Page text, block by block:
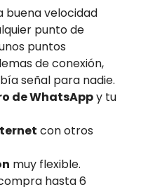
buena velocidad
punto de
puntos
de conexión,
señal para nadie.
de WhatsAppy tu
con otros
muy flexible.
hasta 6